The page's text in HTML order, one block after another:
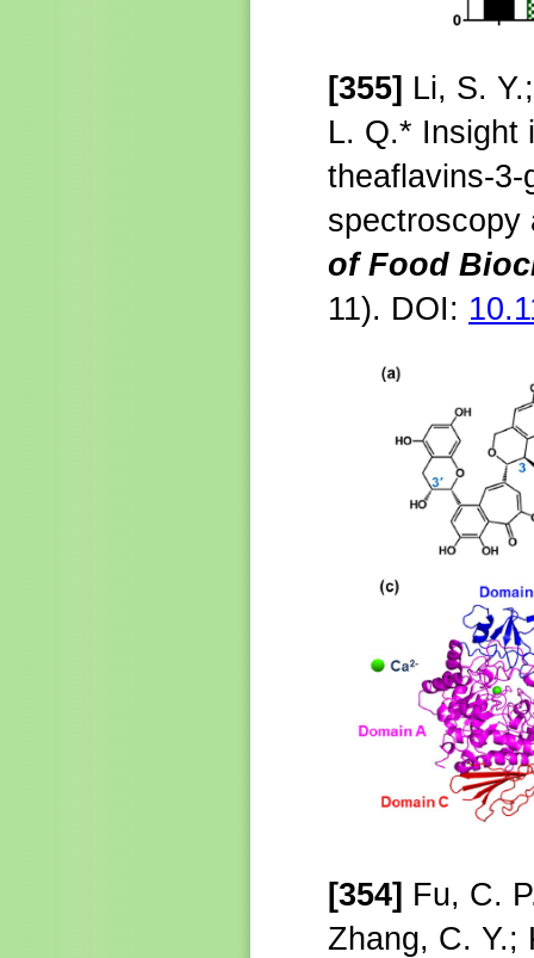
[355] Li, S. Y.
L. Q.* Insight
theaflavins-
of Food
11). DOI:
[354] Fu, C.
Zhang, C. Y.;